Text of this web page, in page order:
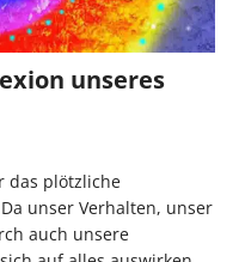
unseres
das plötzliche
unser Verhalten, unser
auch unsere